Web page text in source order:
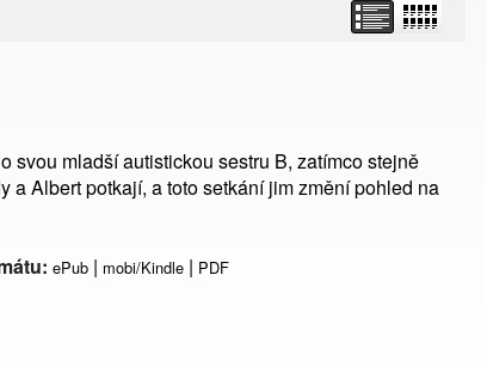
svou mladší autistickou sestru B, zatímco stejně
a Albert potkají, a toto setkání jim změní pohled na
ePub | mobi/Kindle | PDF